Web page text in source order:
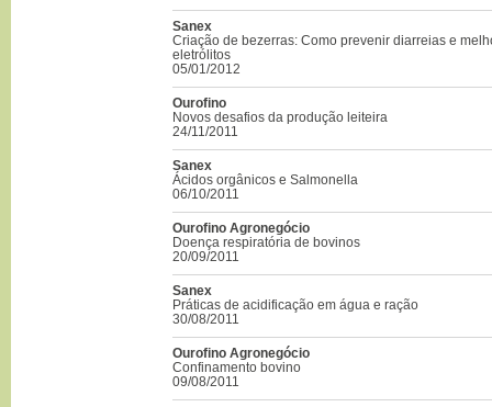
Sanex
Criação de bezerras: Como prevenir diarreias e
eletrólitos
05/01/2012
Ourofino
Novos desafios da produção leiteira
24/11/2011
Sanex
Ácidos orgânicos e Salmonella
06/10/2011
Ourofino Agronegócio
Doença respiratória de bovinos
20/09/2011
Sanex
Práticas de acidificação em água e ração
30/08/2011
Ourofino Agronegócio
Confinamento bovino
09/08/2011